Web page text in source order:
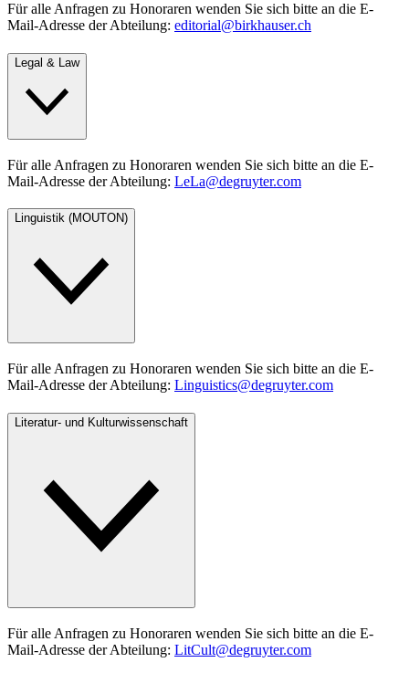
Für alle Anfragen zu Honoraren wenden Sie sich bitte an die E-
Mail-Adresse der Abteilung: editorial@birkhauser.ch
Legal & Law
Für alle Anfragen zu Honoraren wenden Sie sich bitte an die E-
Mail-Adresse der Abteilung: LeLa@degruyter.com
Linguistik (MOUTON)
Für alle Anfragen zu Honoraren wenden Sie sich bitte an die E-
Mail-Adresse der Abteilung: Linguistics@degruyter.com
Literatur- und Kulturwissenschaft
Für alle Anfragen zu Honoraren wenden Sie sich bitte an die E-
Mail-Adresse der Abteilung: LitCult@degruyter.com